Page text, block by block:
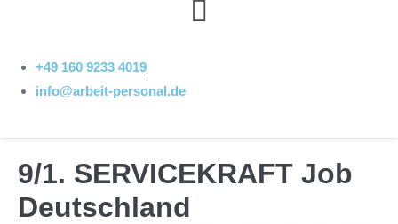
+49 160 9233 4019
info@arbeit-personal.de
9/1. SERVICEKRAFT Job
Deutschland